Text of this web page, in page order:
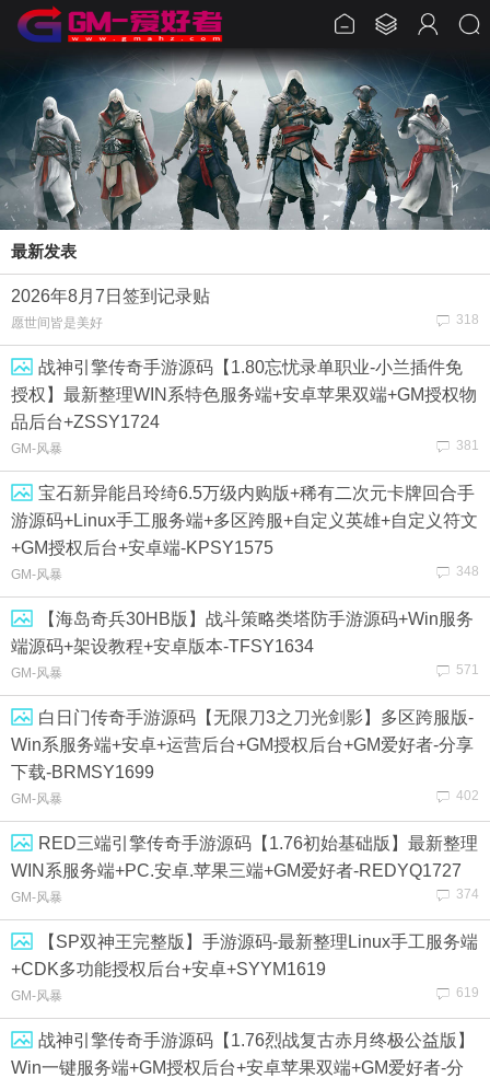
最新发表
2026年8月7日签到记录贴
愿世间皆是美好 318
战神引擎传奇手游源码【1.80忘忧录单职业-小兰插件免
授权】最新整理WIN系特色服务端+安卓苹果双端+GM授权物
品后台+ZSSY1724
GM-风暴 381
宝石新异能吕玲绮6.5万级内购版+稀有二次元卡牌回合手
游源码+Linux手工服务端+多区跨服+自定义英雄+自定义符文
+GM授权后台+安卓端-KPSY1575
GM-风暴 348
【海岛奇兵30HB版】战斗策略类塔防手游源码+Win服务
端源码+架设教程+安卓版本-TFSY1634
GM-风暴 571
白日门传奇手游源码【无限刀3之刀光剑影】多区跨服版-
Win系服务端+安卓+运营后台+GM授权后台+GM爱好者-分享
下载-BRMSY1699
GM-风暴 402
RED三端引擎传奇手游源码【1.76初始基础版】最新整理
WIN系服务端+PC.安卓.苹果三端+GM爱好者-REDYQ1727
GM-风暴 374
【SP双神王完整版】手游源码-最新整理Linux手工服务端
+CDK多功能授权后台+安卓+SYYM1619
GM-风暴 619
战神引擎传奇手游源码【1.76烈战复古赤月终极公益版】
Win一键服务端+GM授权后台+安卓苹果双端+GM爱好者-分